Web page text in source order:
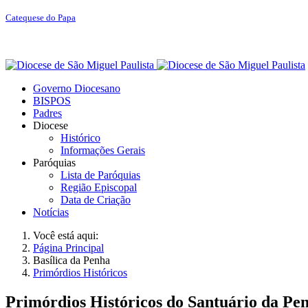
Catequese do Papa
Governo Diocesano
BISPOS
Padres
Diocese
Histórico
Informações Gerais
Paróquias
Lista de Paróquias
Região Episcopal
Data de Criação
Notícias
Você está aqui:
Página Principal
Basílica da Penha
Primórdios Históricos
Primórdios Históricos do Santuário da